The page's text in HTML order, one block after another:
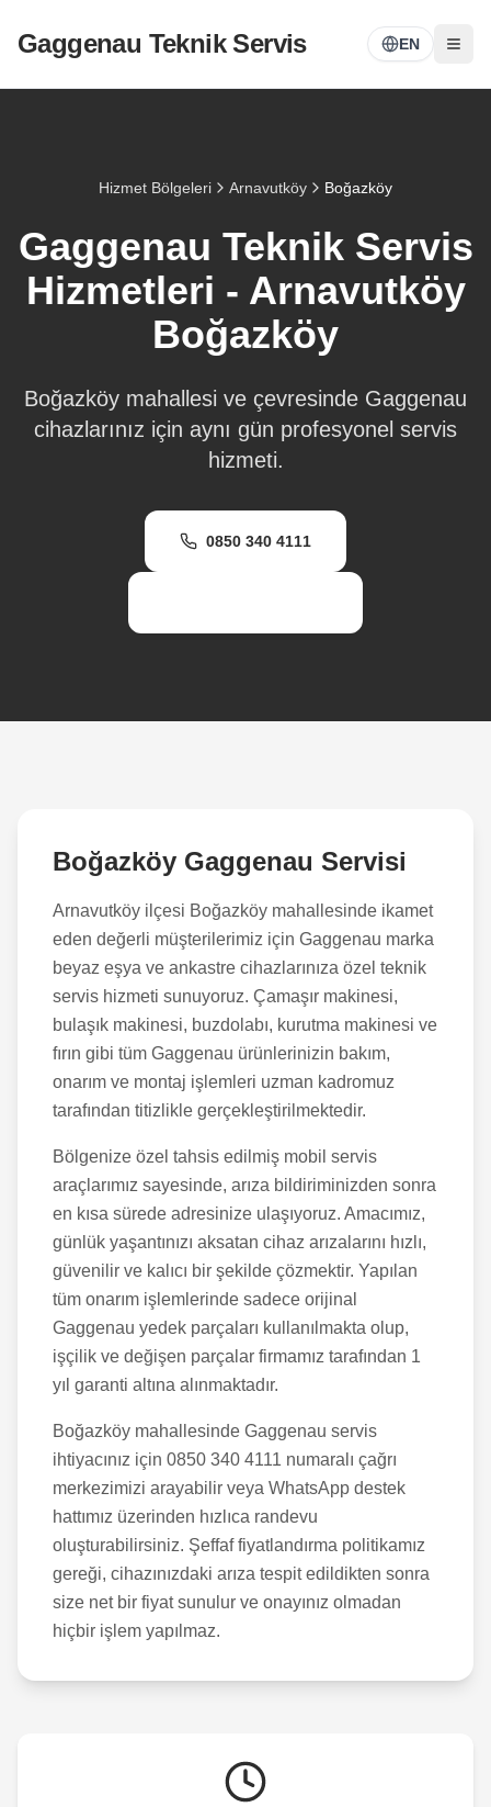
Gaggenau Teknik Servis EN
Hizmet Bölgeleri Arnavutköy Boğazköy
Gaggenau Teknik Servis
Hizmetleri - Arnavutköy
Boğazköy
Boğazköy mahallesi ve çevresinde Gaggenau
cihazlarınız için aynı gün profesyonel servis
hizmeti.
0850 340 4111
Boğazköy Gaggenau Servisi
Arnavutköy ilçesi Boğazköy mahallesinde ikamet
eden değerli müşterilerimiz için Gaggenau marka
beyaz eşya ve ankastre cihazlarınıza özel teknik
servis hizmeti sunuyoruz. Çamaşır makinesi,
bulaşık makinesi, buzdolabı, kurutma makinesi ve
fırın gibi tüm Gaggenau ürünlerinizin bakım,
onarım ve montaj işlemleri uzman kadromuz
tarafından titizlikle gerçekleştirilmektedir.
Bölgenize özel tahsis edilmiş mobil servis
araçlarımız sayesinde, arıza bildiriminizden sonra
en kısa sürede adresinize ulaşıyoruz. Amacımız,
günlük yaşantınızı aksatan cihaz arızalarını hızlı,
güvenilir ve kalıcı bir şekilde çözmektir. Yapılan
tüm onarım işlemlerinde sadece orijinal
Gaggenau yedek parçaları kullanılmakta olup,
işçilik ve değişen parçalar firmamız tarafından 1
yıl garanti altına alınmaktadır.
Boğazköy mahallesinde Gaggenau servis
ihtiyacınız için 0850 340 4111 numaralı çağrı
merkezimizi arayabilir veya WhatsApp destek
hattımız üzerinden hızlıca randevu
oluşturabilirsiniz. Şeffaf fiyatlandırma politikamız
gereği, cihazınızdaki arıza tespit edildikten sonra
size net bir fiyat sunulur ve onayınız olmadan
hiçbir işlem yapılmaz.